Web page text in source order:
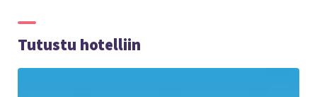
Tutustu hotelliin